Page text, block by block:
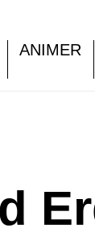
ANIMER